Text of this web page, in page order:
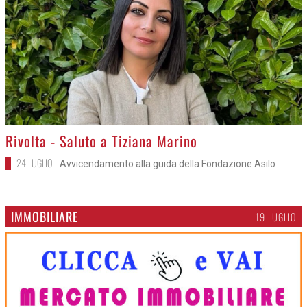
>
Rivolta - Saluto a Tiziana Marino
24 LUGLIO Avvicendamento alla guida della Fondazione Asilo
IMMOBILIARE 19 LUGLIO